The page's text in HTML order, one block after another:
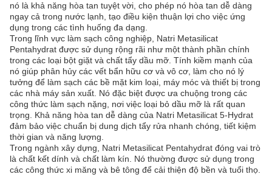
nó là khả năng hòa tan tuyệt vời, cho phép nó hòa tan dễ dàng
ngay cả trong nước lạnh, tạo điều kiện thuận lợi cho việc ứng
dụng trong các tình huống đa dạng.
Trong lĩnh vực làm sạch công nghiệp, Natri Metasilicat
Pentahydrat được sử dụng rộng rãi như một thành phần chính
trong các loại bột giặt và chất tẩy dầu mỡ. Tính kiềm mạnh của
nó giúp phân hủy các vết bẩn hữu cơ và vô cơ, làm cho nó lý
tưởng để làm sạch các bề mặt kim loại, máy móc và thiết bị trong
các nhà máy sản xuất. Nó đặc biệt được ưa chuộng trong các
công thức làm sạch nặng, nơi việc loại bỏ dầu mỡ là rất quan
trọng. Khả năng hòa tan dễ dàng của Natri Metasilicat 5-Hydrat
đảm bảo việc chuẩn bị dung dịch tẩy rửa nhanh chóng, tiết kiệm
thời gian và năng lượng.
Trong ngành xây dựng, Natri Metasilicat Pentahydrat đóng vai trò
là chất kết dính và chất làm kín. Nó thường được sử dụng trong
các công thức xi măng và bê tông để cải thiện độ bền và tuổi thọ.